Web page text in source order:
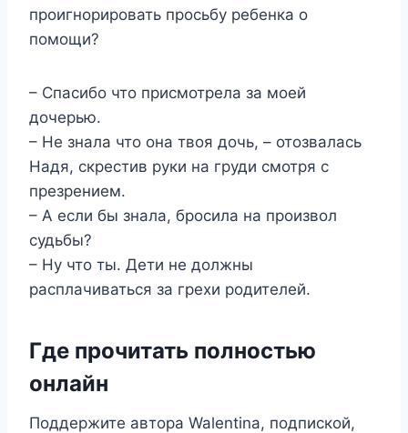
проигнорировать просьбу ребенка о
помощи?
– Спасибо что присмотрела за моей
дочерью.
– Не знала что она твоя дочь, – отозвалась
Надя, скрестив руки на груди смотря с
презрением.
– А если бы знала, бросила на произвол
судьбы?
– Ну что ты. Дети не должны
расплачиваться за грехи родителей.
Где прочитать полностью
онлайн
Поддержите автора Walentina, подпиской,